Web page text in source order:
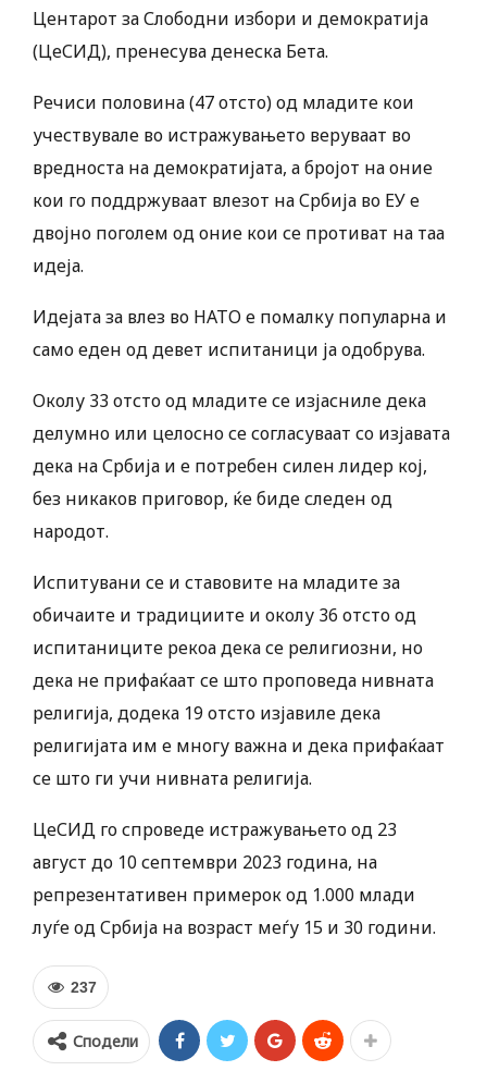
Центарот за Слободни избори и демократија
(ЦеСИД), пренесува денеска Бета.
Речиси половина (47 отсто) од младите кои
учествувале во истражувањето веруваат во
вредноста на демократијата, а бројот на оние
кои го поддржуваат влезот на Србија во ЕУ е
двојно поголем од оние кои се противат на таа
идеја.
Идејата за влез во НАТО е помалку популарна и
само еден од девет испитаници ја одобрува.
Околу 33 отсто од младите се изјасниле дека
делумно или целосно се согласуваат со изјавата
дека на Србија и е потребен силен лидер кој,
без никаков приговор, ќе биде следен од
народот.
Испитувани се и ставовите на младите за
обичаите и традициите и околу 36 отсто од
испитаниците рекоа дека се религиозни, но
дека не прифаќаат се што проповеда нивната
религија, додека 19 отсто изјавиле дека
религијата им е многу важна и дека прифаќаат
се што ги учи нивната религија.
ЦеСИД го спроведе истражувањето од 23
август до 10 септември 2023 година, на
репрезентативен примерок од 1.000 млади
луѓе од Србија на возраст меѓу 15 и 30 години.
237
Сподели